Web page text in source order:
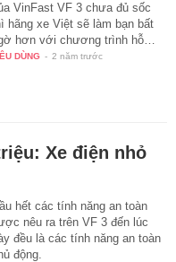
VinFast VF 3 chưa đủ sốc
hãng xe Việt sẽ làm bạn bất
hơn với chương trình hỗ…
DÙNG - 2 năm trước
Xe điện nhỏ
hết các tính năng an toàn
nêu ra trên VF 3 đến lúc
đều là các tính năng an toàn
động.